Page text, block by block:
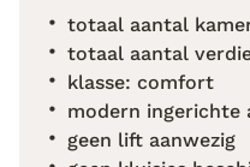
naar de top van de
indrukwekkend en als
buureiland
verkoeling? Neem dan
vervolgens nog even te
zonnebedjes rondom
totaal aantal
totaal aantal
klasse: comfort
modern ingerichte
geen lift aanwezig